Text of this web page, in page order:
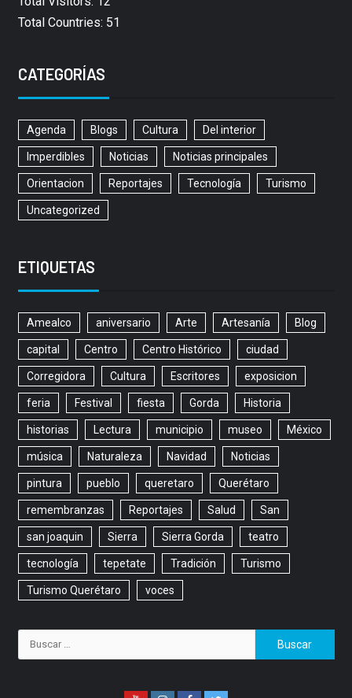
Total Countries: 51
CATEGORÍAS
Agenda Blogs Cultura Del interior
Imperdibles Noticias Noticias principales
Orientacion Reportajes Tecnología Turismo
Uncategorized
ETIQUETAS
Amealco aniversario Arte Artesanía Blog
capital Centro Centro Histórico ciudad
Corregidora Cultura Escritores exposicion
feria Festival fiesta Gorda Historia
historias Lectura municipio museo México
música Naturaleza Navidad Noticias
pintura pueblo queretaro Querétaro
remembranzas Reportajes Salud San
san joaquin Sierra Sierra Gorda teatro
tecnología tepetate Tradición Turismo
Turismo Querétaro voces